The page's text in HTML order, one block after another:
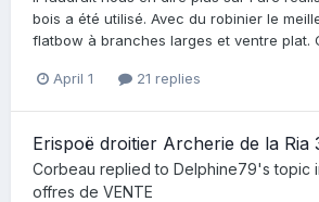
bois a été utilisé. Avec du robinier le
flatbow à branches larges et ventre plat.
April 1 21 replies
Erispoë droitier Archerie de la Ria
Corbeau replied to Delphine79's topic
offres de VENTE